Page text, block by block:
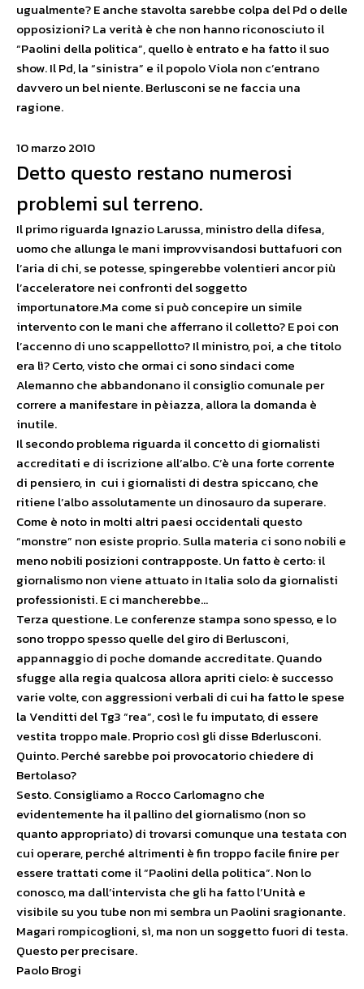
ugualmente? E anche stavolta sarebbe colpa del Pd o delle
opposizioni? La verità è che non hanno riconosciuto il
“Paolini della politica”, quello è entrato e ha fatto il suo
show. Il Pd, la “sinistra” e il popolo Viola non c’entrano
davvero un bel niente. Berlusconi se ne faccia una
ragione.
10 marzo 2010
Detto questo restano numerosi
problemi sul terreno.
Il primo riguarda Ignazio Larussa, ministro della difesa,
uomo che allunga le mani improvvisandosi buttafuori con
l’aria di chi, se potesse, spingerebbe volentieri ancor più
l’acceleratore nei confronti del soggetto
importunatore.Ma come si può concepire un simile
intervento con le mani che afferrano il colletto? E poi con
l’accenno di uno scappellotto? Il ministro, poi, a che titolo
era lì? Certo, visto che ormai ci sono sindaci come
Alemanno che abbandonano il consiglio comunale per
correre a manifestare in pèiazza, allora la domanda è
inutile.
Il secondo problema riguarda il concetto di giornalisti
accreditati e di iscrizione all’albo. C’è una forte corrente
di pensiero, in cui i giornalisti di destra spiccano, che
ritiene l’albo assolutamente un dinosauro da superare.
Come è noto in molti altri paesi occidentali questo
“monstre” non esiste proprio. Sulla materia ci sono nobili e
meno nobili posizioni contrapposte. Un fatto è certo: il
giornalismo non viene attuato in Italia solo da giornalisti
professionisti. E ci mancherebbe…
Terza questione. Le conferenze stampa sono spesso, e lo
sono troppo spesso quelle del giro di Berlusconi,
appannaggio di poche domande accreditate. Quando
sfugge alla regia qualcosa allora apriti cielo: è successo
varie volte, con aggressioni verbali di cui ha fatto le spese
la Venditti del Tg3 “rea”, così le fu imputato, di essere
vestita troppo male. Proprio così gli disse Bderlusconi.
Quinto. Perché sarebbe poi provocatorio chiedere di
Bertolaso?
Sesto. Consigliamo a Rocco Carlomagno che
evidentemente ha il pallino del giornalismo (non so
quanto appropriato) di trovarsi comunque una testata con
cui operare, perché altrimenti è fin troppo facile finire per
essere trattati come il “Paolini della politica”. Non lo
conosco, ma dall’intervista che gli ha fatto l’Unità e
visibile su you tube non mi sembra un Paolini sragionante.
Magari rompicoglioni, sì, ma non un soggetto fuori di testa.
Questo per precisare.
Paolo Brogi